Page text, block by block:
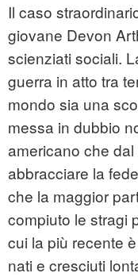
Il caso
giovane Devon
scienziati sociali.
guerra in atto tra
mondo sia una
messa in dubbio
americano che
abbracciare la
che la maggior
compiuto le stragi
cui la più recente
nati e cresciuti